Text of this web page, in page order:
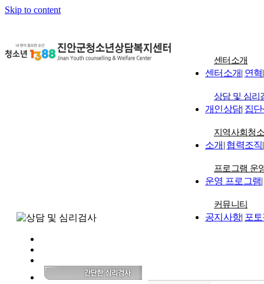
Skip to content
센터소개
센터소개| 연혁|
상담 및 심리
개인상담| 집
지역사회청
소개 | 협력조직|
프로그램 운
운영 프로그램|
커뮤니티
공지사항| 포